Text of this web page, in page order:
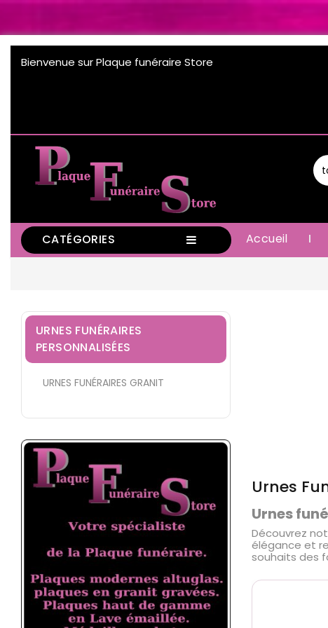
Bienvenue sur Plaque funéraire Store
CATÉGORIES Accueil
URNES FUNÉRAIRES
PERSONNALISÉES
URNES FUNÉRAIRES GRANIT
Urnes
Urnes
Découvrez
élégance et
souhaits des